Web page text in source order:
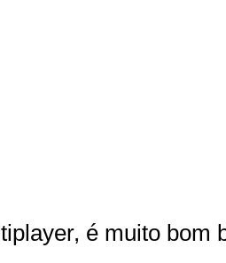
é muito bom